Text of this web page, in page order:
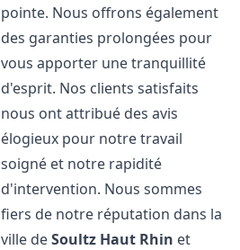
pointe. Nous offrons également
des garanties prolongées pour
vous apporter une tranquillité
d'esprit. Nos clients satisfaits
nous ont attribué des avis
élogieux pour notre travail
soigné et notre rapidité
d'intervention. Nous sommes
fiers de notre réputation dans la
ville deSoultz Haut Rhin et